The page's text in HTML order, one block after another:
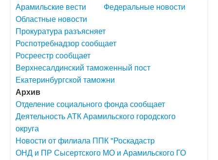
Арамильские вести
Федеральные новости
Областные новости
Прокуратура разъясняет
Роспотребнадзор сообщает
Росреестр сообщает
Верхнесалдинский таможенный пост
Екатеринбургской таможни
Архив
Отделение социального фонда сообщает
Деятельность АТК Арамильского городского
округа
Новости от филиала ППК "Роскадастр
ОНД и ПР Сысертского МО и Арамильского ГО